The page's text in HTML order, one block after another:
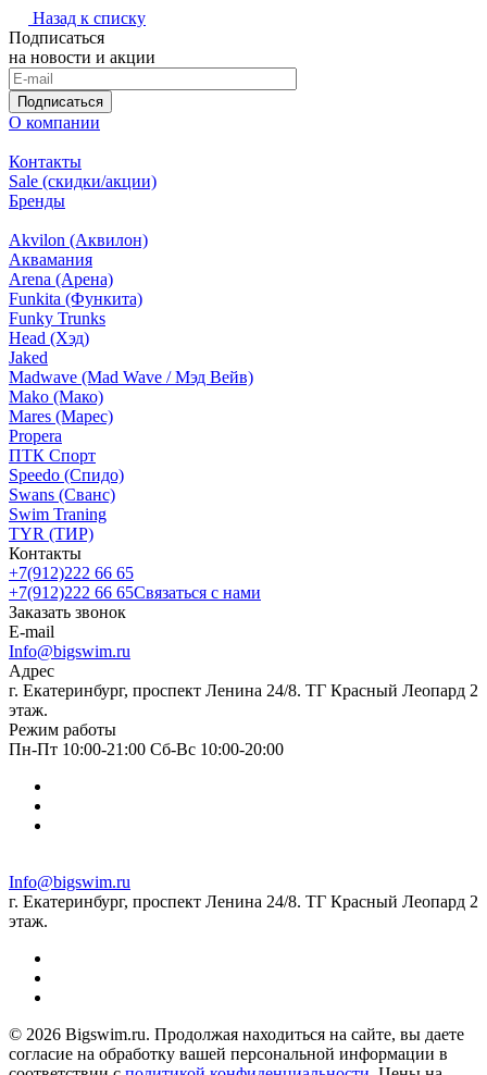
Назад к списку
Подписаться
на новости и акции
Подписаться
О компании
Контакты
Sale (скидки/акции)
Бренды
Akvilon (Аквилон)
Аквамания
Arena (Арена)
Funkita (Функита)
Funky Trunks
Head (Хэд)
Jaked
Madwave (Mad Wave / Мэд Вейв)
Mako (Мако)
Mares (Марес)
Propera
ПТК Спорт
Speedo (Спидо)
Swans (Сванс)
Swim Traning
TYR (ТИР)
Контакты
+7(912)222 66 65
+7(912)222 66 65Связаться с нами
Заказать звонок
E-mail
Info@bigswim.ru
Адрес
г. Екатеринбург, проспект Ленина 24/8. ТГ Красный Леопард 2
этаж.
Режим работы
Пн-Пт 10:00-21:00 Сб-Вс 10:00-20:00
Info@bigswim.ru
г. Екатеринбург, проспект Ленина 24/8. ТГ Красный Леопард 2
этаж.
© 2026 Bigswim.ru. Продолжая находиться на сайте, вы даете
согласие на обработку вашей персональной информации в